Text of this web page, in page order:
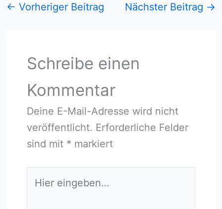
← Vorheriger Beitrag Nächster Beitrag →
Schreibe einen
Kommentar
Deine E-Mail-Adresse wird nicht
veröffentlicht. Erforderliche Felder
sind mit * markiert
eingeben…